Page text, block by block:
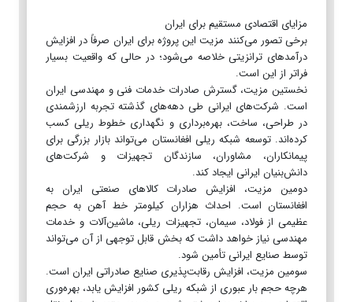
مزایای اقتصادی مستقیم برای ایران
برخی تصور می‌کنند مزیت این پروژه برای ایران صرفاً در افزایش
درآمدهای ترانزیتی خلاصه می‌شود؛ در حالی که واقعیت بسیار
فراتر از این است.
نخستین مزیت، گسترش صادرات خدمات فنی و مهندسی ایران
است. شرکت‌های ایرانی طی دهه‌های گذشته تجربه ارزشمندی
در طراحی، ساخت، بهره‌برداری و نگهداری خطوط ریلی کسب
کرده‌اند. توسعه شبکه ریلی افغانستان می‌تواند بازار بزرگی برای
پیمانکاران، مشاوران، سازندگان تجهیزات و شرکت‌های
دانش‌بنیان ایرانی ایجاد کند.
دومین مزیت، افزایش صادرات کالاهای صنعتی ایران به
افغانستان است. احداث هزاران کیلومتر خط آهن به حجم
عظیمی از فولاد، سیمان، تجهیزات ریلی، ماشین‌آلات و خدمات
مهندسی نیاز خواهد داشت که بخش قابل توجهی از آن می‌تواند
توسط صنایع ایرانی تأمین شود.
سومین مزیت، افزایش رقابت‌پذیری صنایع صادراتی ایران است.
هرچه حجم بار عبوری از شبکه ریلی کشور افزایش یابد، بهره‌وری